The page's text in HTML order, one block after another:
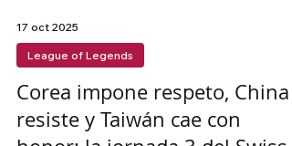
17 oct 2025
League of Legends